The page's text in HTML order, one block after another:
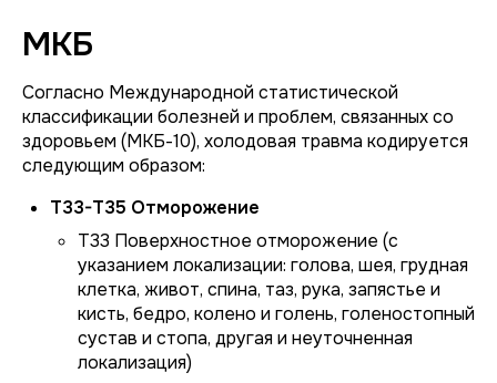
МКБ
Согласно Международной статистической
классификации болезней и проблем, связанных со
здоровьем (МКБ-10), холодовая травма кодируется
следующим образом:
T33-T35 Отморожение
T33 Поверхностное отморожение (с
указанием локализации: голова, шея, грудная
клетка, живот, спина, таз, рука, запястье и
кисть, бедро, колено и голень, голеностопный
сустав и стопа, другая и неуточненная
локализация)